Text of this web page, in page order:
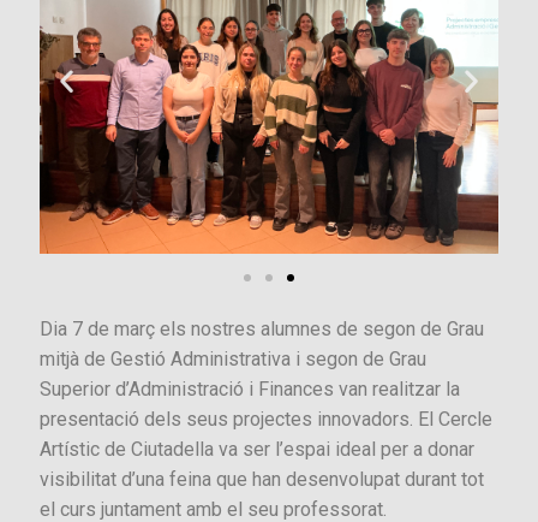
Dia 7 de març els nostres alumnes de segon de Grau
mitjà de Gestió Administrativa i segon de Grau
Superior d’Administració i Finances van realitzar la
presentació dels seus projectes innovadors. El Cercle
Artístic de Ciutadella va ser l’espai ideal per a donar
visibilitat d’una feina que han desenvolupat durant tot
el curs juntament amb el seu professorat.